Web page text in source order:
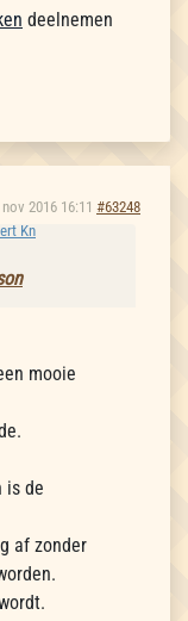
deelnemen
nov 2016 16:11 #63248
Kn
mooie
is de
af zonder